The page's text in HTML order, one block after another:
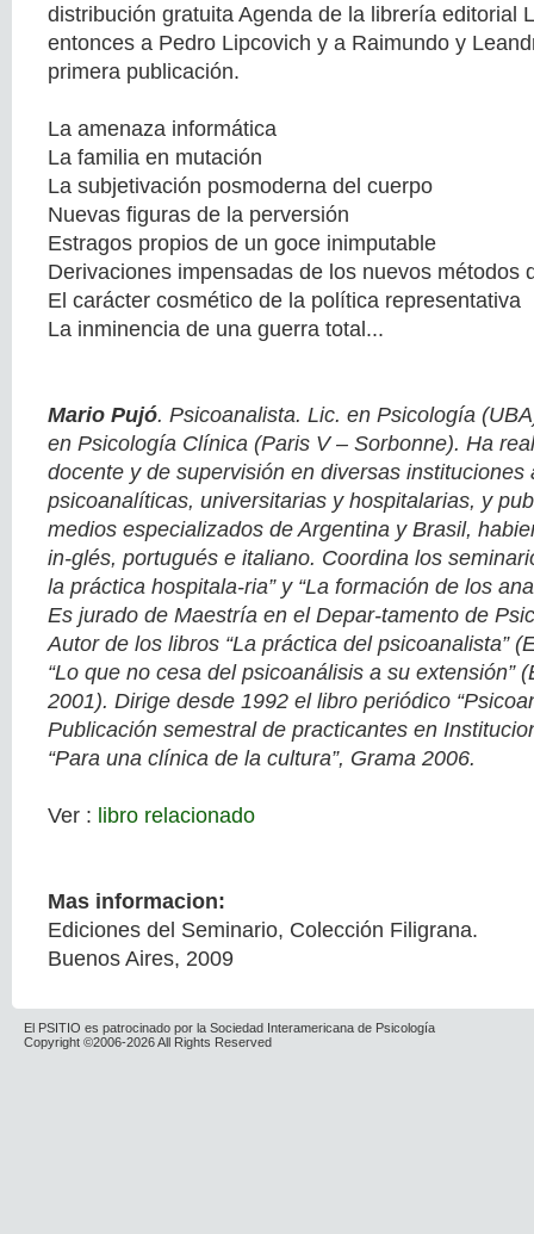
distribución gratuita Agenda de la librería editorial
entonces a Pedro Lipcovich y a Raimundo y
primera publicación.
La amenaza informática
La familia en mutación
La subjetivación posmoderna del cuerpo
Nuevas figuras de la perversión
Estragos propios de un goce inimputable
Derivaciones impensadas de los nuevos métodos
El carácter cosmético de la política representativa
La inminencia de una guerra total...
Mario Pujó. Psicoanalista. Lic. en Psicología
en Psicología Clínica (Paris V – Sorbonne). Ha
docente y de supervisión en diversas instituciones
psicoanalíticas, universitarias y hospitalarias, y
medios especializados de Argentina y Brasil,
in-glés, portugués e italiano. Coordina los
la práctica hospitala-ria” y “La formación de los
Es jurado de Maestría en el Depar-tamento de
Autor de los libros “La práctica del psicoanalista”
“Lo que no cesa del psicoanálisis a su extensión”
2001). Dirige desde 1992 el libro periódico
Publicación semestral de practicantes en
“Para una clínica de la cultura”, Grama 2006.
Ver : libro relacionado
Mas informacion:
Ediciones del Seminario, Colección Filigrana.
Buenos Aires, 2009
El PSITIO es patrocinado por la Sociedad Interamericana de Psicología
Copyright ©2006-2026 All Rights Reserved